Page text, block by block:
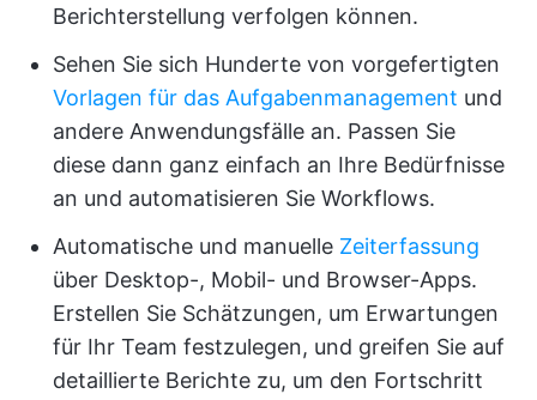
Berichterstellung verfolgen können.
Sehen Sie sich Hunderte von vorgefertigten
Vorlagen für das Aufgabenmanagement und
andere Anwendungsfälle an. Passen Sie
diese dann ganz einfach an Ihre Bedürfnisse
an und automatisieren Sie Workflows.
Automatische und manuelle Zeiterfassung
über Desktop-, Mobil- und Browser-Apps.
Erstellen Sie Schätzungen, um Erwartungen
für Ihr Team festzulegen, und greifen Sie auf
detaillierte Berichte zu, um den Fortschritt